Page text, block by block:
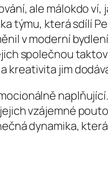
ale málokdo
týmu, která sdílí
v moderní
společnou
kreativita jim
vzájemné
dynamika,